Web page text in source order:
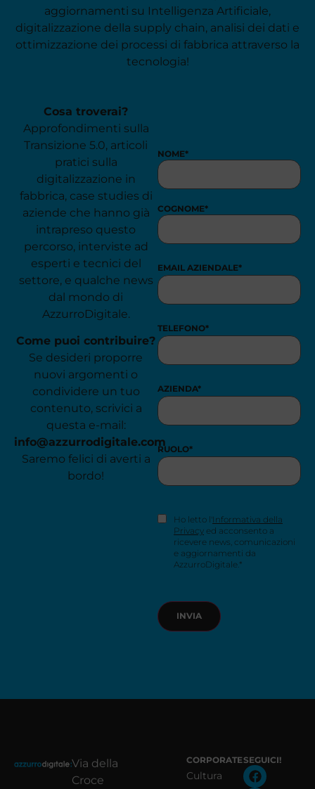
aggiornamenti su Intelligenza Artificiale,
digitalizzazione della supply chain, analisi dei dati e
ottimizzazione dei processi di fabbrica attraverso la
tecnologia!
Cosa troverai?
Approfondimenti sulla
Transizione 5.0, articoli
pratici sulla
digitalizzazione in
fabbrica, case studies di
aziende che hanno già
intrapreso questo
percorso, interviste ad
esperti e tecnici del
settore, e qualche news
dal mondo di
AzzurroDigitale.
Come puoi contribuire?
Se desideri proporre
nuovi argomenti o
condividere un tuo
contenuto, scrivici a
questa e-mail:
info@azzurrodigitale.com
Saremo felici di averti a
bordo!
NOME*
COGNOME*
EMAIL AZIENDALE*
TELEFONO*
AZIENDA*
RUOLO*
CONSENSO
NEWSLETTER *
Ho letto l'Informativa della
Privacy ed acconsento a
ricevere news, comunicazioni
e aggiornamenti da
AzzurroDigitale.*
Via della
Croce
CORPORATE
Cultura
SEGUICI!